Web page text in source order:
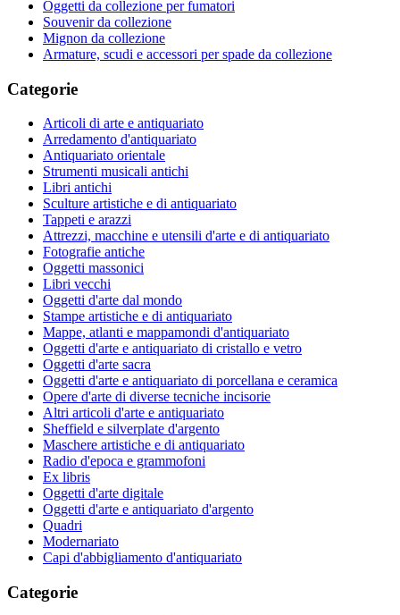
Oggetti da collezione per fumatori
Souvenir da collezione
Mignon da collezione
Armature, scudi e accessori per spade da collezione
Categorie
Articoli di arte e antiquariato
Arredamento d'antiquariato
Antiquariato orientale
Strumenti musicali antichi
Libri antichi
Sculture artistiche e di antiquariato
Tappeti e arazzi
Attrezzi, macchine e utensili d'arte e di antiquariato
Fotografie antiche
Oggetti massonici
Libri vecchi
Oggetti d'arte dal mondo
Stampe artistiche e di antiquariato
Mappe, atlanti e mappamondi d'antiquariato
Oggetti d'arte e antiquariato di cristallo e vetro
Oggetti d'arte sacra
Oggetti d'arte e antiquariato di porcellana e ceramica
Opere d'arte di diverse tecniche incisorie
Altri articoli d'arte e antiquariato
Sheffield e silverplate d'argento
Maschere artistiche e di antiquariato
Radio d'epoca e grammofoni
Ex libris
Oggetti d'arte digitale
Oggetti d'arte e antiquariato d'argento
Quadri
Modernariato
Capi d'abbigliamento d'antiquariato
Categorie